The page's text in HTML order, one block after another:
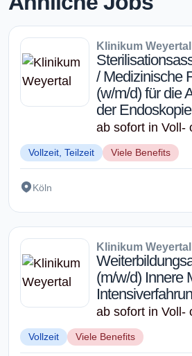
Klinikum Weyertal
/ Medizinische
(w/m/d) für die
der Endoskopie
ab sofort in Voll-
Vollzeit, Teilzeit Viele Benefits
Köln
Klinikum Weyertal
(m/w/d) Innere
ab sofort in Voll-
Vollzeit Viele Benefits